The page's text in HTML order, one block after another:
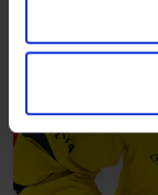
Dessa kan i sin
samlat in när du